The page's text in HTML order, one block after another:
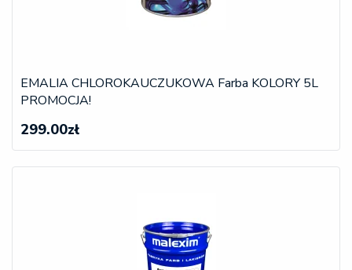
EMALIA CHLOROKAUCZUKOWA Farba KOLORY 5L
PROMOCJA!
299.00zł